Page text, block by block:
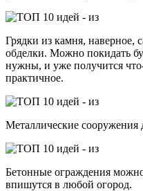
Грядки из камня, наверное,
обделки. Можно покидать
нужны, и уже получится
практичное.
Металлические сооружения
Бетонные ограждения
впишутся в любой огород.